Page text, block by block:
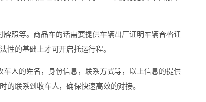
照等。商品车的话需要提供车辆出厂证明车辆合格证
性的基础上才可开启托运行程。
人的姓名，身份信息，联系方式等，以上信息的提供
的联系到收车人，确保快速高效的对接。